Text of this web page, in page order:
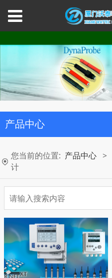
产品中心
您当前的位置: 产品中心 >
计